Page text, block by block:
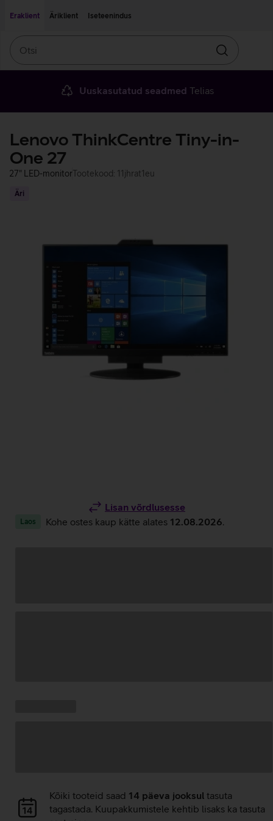
Eraklient
Äriklient Iseteenindus
Otsin
Uuskasutatud seadmed Telias
Lenovo ThinkCentre Tiny-in-
One 27
27" LED-monitorTootekood: 11jhrat1eu
Äri
Lisan võrdlusesse
Laos Kohe ostes kaup kätte alates 12.08.2026
Andmete
laadimine
Kõiki tooteid saad 14 päeva jooksul tasuta
tagastada. Kuupakkumistele kehtib lisaks ka tasuta